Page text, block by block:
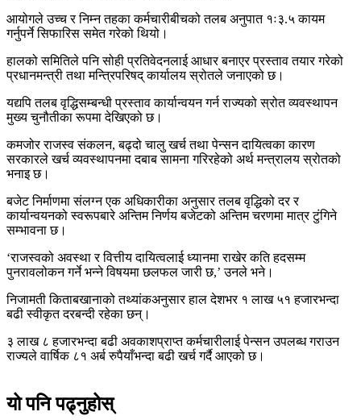
आयोगले उच्च र निम्न तहका कर्मचारीबीचको तलब अनुपात १ः३.५ कायम
गर्नुपर्ने सिफारिस समेत गरेको थियो।
हालको समितिले पनि सोही प्रतिवेदनलाई आधार बनाएर प्रस्ताव तयार गरेको
प्रधानमन्त्री तथा मन्त्रिपरिषद् कार्यालय स्रोतले जनाएको छ।
यद्यपि तलब वृद्धिसम्बन्धी प्रस्ताव कार्यान्वयन गर्न राज्यको स्रोत व्यवस्थापन
मुख्य चुनौतीका रूपमा देखिएको छ।
कमजोर राजस्व संकलन, बढ्दो चालु खर्च तथा पेन्सन दायित्वका कारण
सरकारले खर्च व्यवस्थापनमा दबाब सामना गरिरहेको अर्थ मन्त्रालय स्रोतको
भनाइ छ।
बजेट निर्माणमा संलग्न एक अधिकारीका अनुसार तलब वृद्धिको दर र
कार्यान्वयनको स्वरूपबारे अन्तिम निर्णय बजेटको अन्तिम चरणमा मात्र टुंगिने
सम्भावना छ।
‘राजस्वको अवस्था र वित्तीय दायित्वलाई ध्यानमा राखेर कति हदसम्म
पुनरावलोकन गर्ने भन्ने विषयमा छलफल जारी छ,’ उनले भने।
निजामती किताबखानाको तथ्यांकअनुसार हाल देशभर १ लाख ५१ हजारभन्दा
बढी स्वीकृत दरबन्दी रहेका छन्।
३ लाख ८ हजारभन्दा बढी अवकाशप्राप्त कर्मचारीलाई पेन्सन उपलब्ध गराउन
राज्यले वार्षिक ८१ अर्ब रुपैयाँभन्दा बढी खर्च गर्दै आएको छ।
यो पनि पढ्नुहोस्